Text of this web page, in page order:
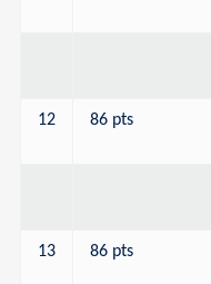
12 86 pts
13 86 pts